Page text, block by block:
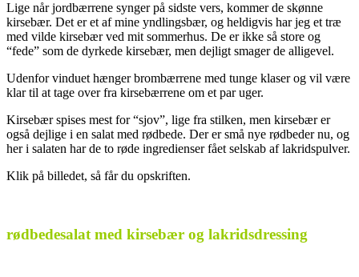
Lige når jordbærrene synger på sidste vers, kommer de skønne
kirsebær. Det er et af mine yndlingsbær, og heldigvis har jeg et træ
med vilde kirsebær ved mit sommerhus. De er ikke så store og
“fede” som de dyrkede kirsebær, men dejligt smager de alligevel.
Udenfor vinduet hænger brombærrene med tunge klaser og vil være
klar til at tage over fra kirsebærrene om et par uger.
Kirsebær spises mest for “sjov”, lige fra stilken, men kirsebær er
også dejlige i en salat med rødbede. Der er små nye rødbeder nu, og
her i salaten har de to røde ingredienser fået selskab af lakridspulver.
Klik på billedet, så får du opskriften.
rødbedesalat med kirsebær og lakridsdressing